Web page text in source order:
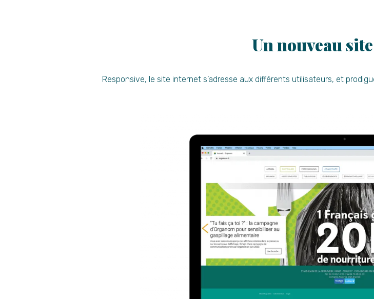
Un nouveau
Responsive, le site internet s’adresse aux différents utilisateurs, et